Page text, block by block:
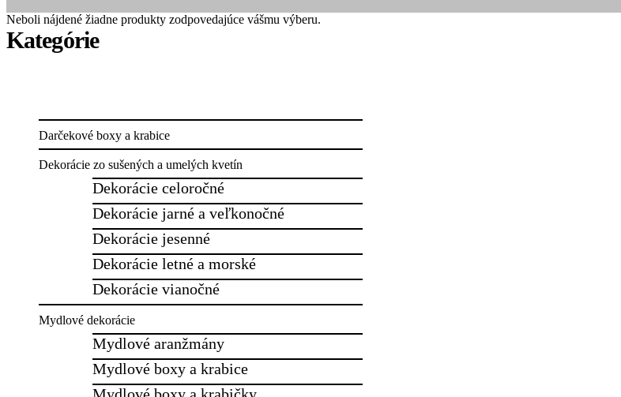
Neboli nájdené žiadne produkty zodpovedajúce vášmu výberu.
Darčekové boxy a krabice
Dekorácie zo sušených a umelých kvetín
Dekorácie celoročné
Dekorácie jarné a veľkonočné
Dekorácie jesenné
Dekorácie letné a morské
Dekorácie vianočné
Mydlové dekorácie
Mydlové aranžmány
Mydlové boxy a krabice
Mydlové boxy a krabičky